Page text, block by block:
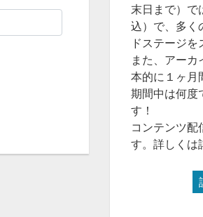
末日まで）で
込）で、多く
ドステージを
また、アー
本的に１ヶ月
期間中は何度
す！
コンテンツ配
す。詳しくは